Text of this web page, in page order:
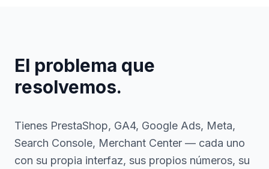
El problema que
resolvemos.
Tienes PrestaShop, GA4, Google Ads, Meta,
Search Console, Merchant Center — cada uno
con su propia interfaz, sus propios números, su